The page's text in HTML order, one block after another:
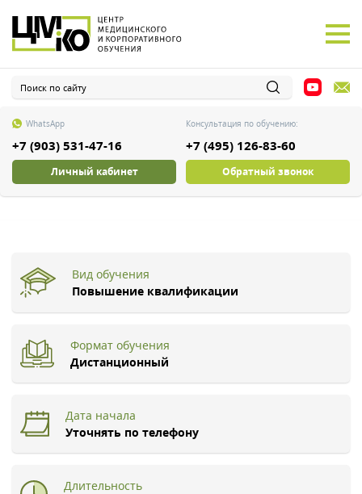
WhatsApp
+7 (903) 531-47-16
Консультация по обучению:
+7 (495) 126-83-60
Личный кабинет Обратный звонок
Вид обучения
Повышение квалификации
Формат обучения
Дистанционный
Дата начала
Уточнять по телефону
Длительность